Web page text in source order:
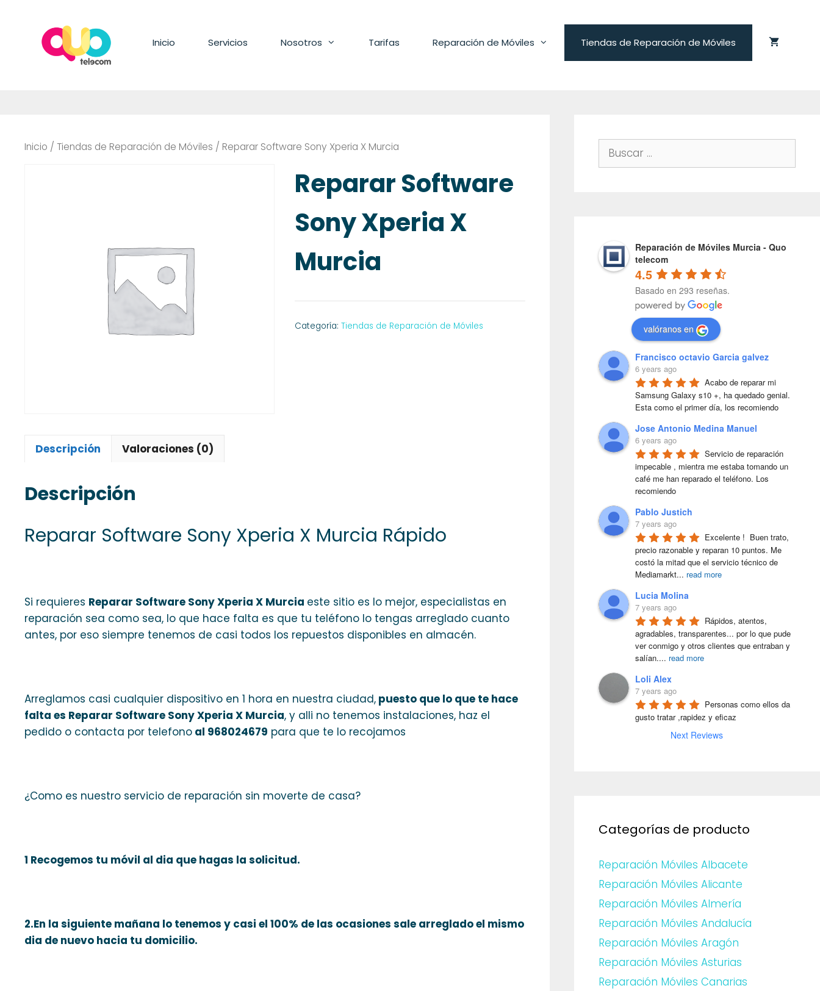
contenido
Inicio Servicios Nosotros Tarifas Reparación de Móviles Tiendas de Reparación de Móviles
Inicio / Tiendas de Reparación de Móviles / Reparar Software Sony Xperia X Murcia
Reparar Software
Sony Xperia X
Murcia
Categoría:Tiendas de Reparación de Móviles
Descripción Valoraciones (0)
Descripción
Reparar Software Sony Xperia X Murcia Rápido
Si requieres Reparar Software Sony Xperia X Murcia este sitio es lo mejor, especialistas en
reparación sea como sea, lo que hace falta es que tu teléfono lo tengas arreglado cuanto
antes, por eso siempre tenemos de casi todos los repuestos disponibles en almacén.
Arreglamos casi cualquier dispositivo en 1 hora en nuestra ciudad, puesto que lo que te hace
falta es Reparar Software Sony Xperia X Murcia, y alli no tenemos instalaciones, haz el
pedido o contacta por telefono al 968024679 para que te lo recojamos
¿Como es nuestro servicio de reparación sin moverte de casa?
1 Recogemos tu móvil al dia que hagas la solicitud.
2.En la siguiente mañana lo tenemos y casi el 100% de las ocasiones sale arreglado el mismo
dia de nuevo hacia tu domicilio.
Buscar:
Reparación de Móviles Murcia - Quo
telecom
4.5
Basado en 293 reseñas.
valóranos en
Francisco octavio Garcia galvez
6 years ago
Acabo de reparar mi
Samsung Galaxy s10 +, ha quedado genial.
Esta como el primer día, los recomiendo
Jose Antonio Medina Manuel
6 years ago
Servicio de reparación
impecable , mientra me estaba tomando un
café me han reparado el teléfono. Los
recomiendo
Pablo Justich
7 years ago
Excelente !  Buen trato,
precio razonable y reparan 10 puntos. Me
costó la mitad que el servicio técnico de
Mediamarkt... read more
Lucia Molina
7 years ago
Rápidos, atentos,
agradables, transparentes... por lo que pude
ver conmigo y otros clientes que entraban y
salían.... read more
Loli Alex
7 years ago
Personas como ellos da
gusto tratar ,rapidez y eficaz
Next Reviews
Categorías de producto
Reparación Móviles Albacete
Reparación Móviles Alicante
Reparación Móviles Almería
Reparación Móviles Andalucía
Reparación Móviles Aragón
Reparación Móviles Asturias
Reparación Móviles Canarias